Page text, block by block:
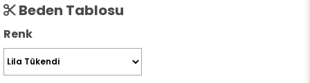
Beden Tablosu
Renk